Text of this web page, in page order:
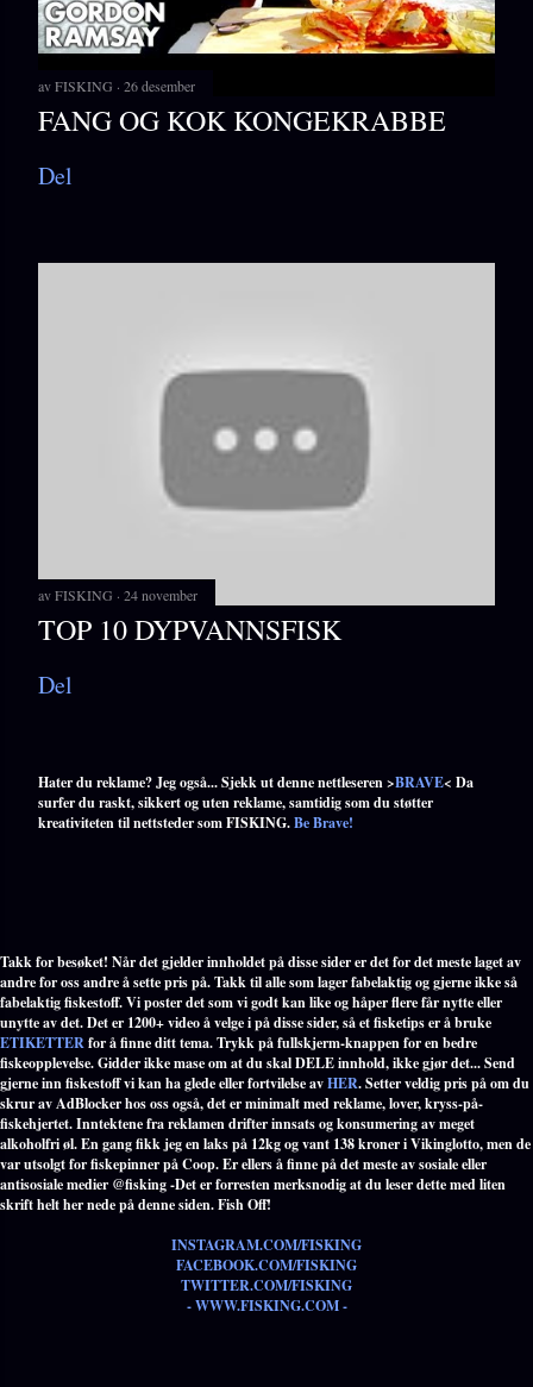
avFISKING 26 desember
FANG OG KOK KONGEKRABBE
Del
avFISKING 24 november
TOP 10 DYPVANNSFISK
Del
Hater du reklame? Jeg også... Sjekk ut denne nettleseren >BRAVE< Da
surfer du raskt, sikkert og uten reklame, samtidig som du støtter
kreativiteten til nettsteder som FISKING.Be Brave!
Takk for besøket! Når det gjelder innholdet på disse sider er det for det meste laget av
andre for oss andre å sette pris på. Takk til alle som lager fabelaktig og gjerne ikke så
fabelaktig fiskestoff. Vi poster det som vi godt kan like og håper flere får nytte eller
unytte av det. Det er 1200+ video å velge i på disse sider, så et fisketips er å bruke
ETIKETTERfor å finne ditt tema. Trykk på fullskjerm-knappen for en bedre
fiskeopplevelse. Gidder ikke mase om at du skal DELE innhold, ikke gjør det... Send
gjerne inn fiskestoff vi kan ha glede eller fortvilelse avHER. Setter veldig pris på om du
skrur av AdBlocker hos oss også, det er minimalt med reklame, lover, kryss-på-
fiskehjertet. Inntektene fra reklamen drifter innsats og konsumering av meget
alkoholfri øl. En gang fikk jeg en laks på 12kg og vant 138 kroner i Vikinglotto, men de
var utsolgt for fiskepinner på Coop. Er ellers å finne på det meste av sosiale eller
antisosiale medier @fisking -Det er forresten merksnodig at du leser dette med liten
skrift helt her nede på denne siden. Fish Off!
INSTAGRAM.COM/FISKING
FACEBOOK.COM/FISKING
TWITTER.COM/FISKING
- WWW.FISKING.COM -